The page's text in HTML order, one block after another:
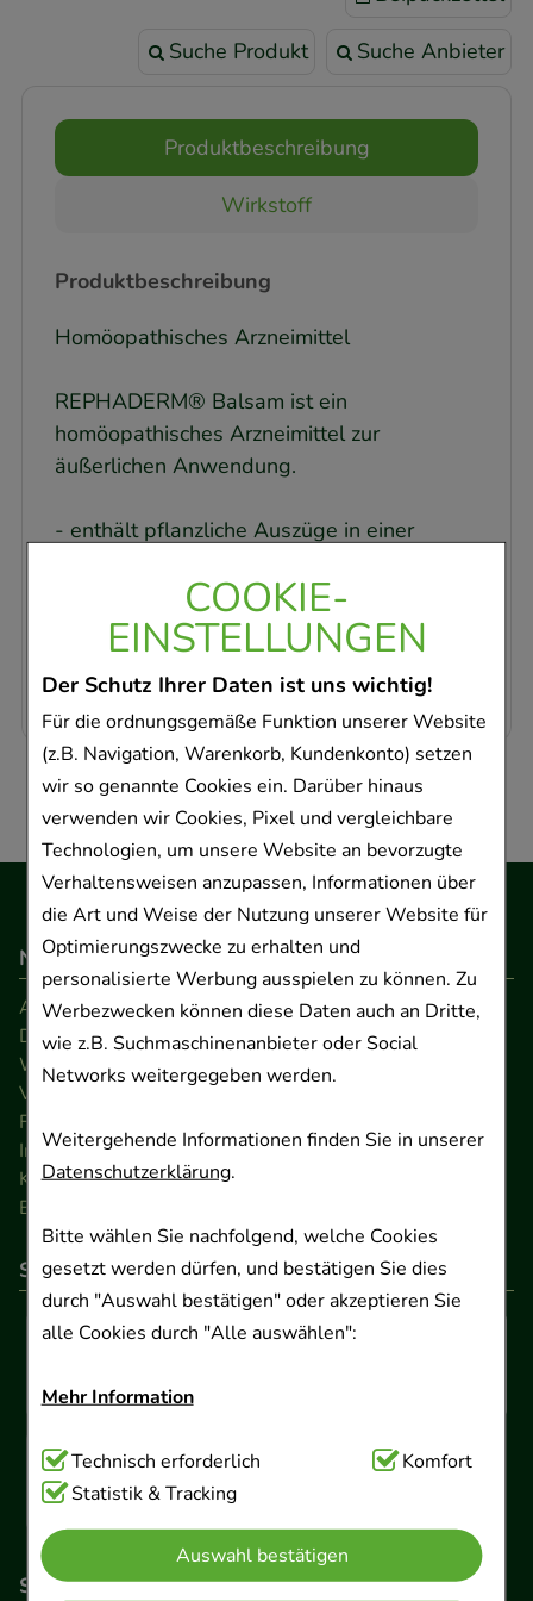
COOKIE-
EINSTELLUNGEN
Der Schutz Ihrer Daten ist uns wichtig!
Für die ordnungsgemäße Funktion unserer Website
(z.B. Navigation, Warenkorb, Kundenkonto) setzen
wir so genannte Cookies ein. Darüber hinaus
verwenden wir Cookies, Pixel und vergleichbare
Technologien, um unsere Website an bevorzugte
Verhaltensweisen anzupassen, Informationen über
die Art und Weise der Nutzung unserer Website für
Optimierungszwecke zu erhalten und
personalisierte Werbung ausspielen zu können. Zu
Werbezwecken können diese Daten auch an Dritte,
wie z.B. Suchmaschinenanbieter oder Social
Networks weitergegeben werden.
Weitergehende Informationen finden Sie in unserer
Datenschutzerklärung.
Bitte wählen Sie nachfolgend, welche Cookies
gesetzt werden dürfen, und bestätigen Sie dies
durch "Auswahl bestätigen" oder akzeptieren Sie
alle Cookies durch "Alle auswählen":
Mehr Information
Technisch Notwendig:Hierbei handelt es sich um
Cookies, die für die Grundfunktionen unserer
Website notwendig sind (z.B. Navigation,
Warenkorb, Kundenkonto), weshalb auf diese nicht
verzichtet werden kann.
Technisch erforderlich
Komfort
Statistik & Tracking
Auswahl bestätigen
Suche Produkt Suche Anbieter
Produktbeschreibung
Wirkstoff
Produktbeschreibung
Homöopathisches Arzneimittel
REPHADERM® Balsam ist ein
homöopathisches Arzneimittel zur
äußerlichen Anwendung.
- enthält pflanzliche Auszüge in einer
- besteht aus: Salbei, Bitterem Beifuß,
Rosmarin, Sonnenhut, Myrrhe
- nach Bedarf einmal oder mehrmals täglich
auftragen
Navigation
AGB
Datenschutz
Widerrufsrecht
Versandkosten
FAQ
Impressum
Kontakt
Barrierefreiheitserklärung
So können Sie bezahlen
So erreichen Sie uns